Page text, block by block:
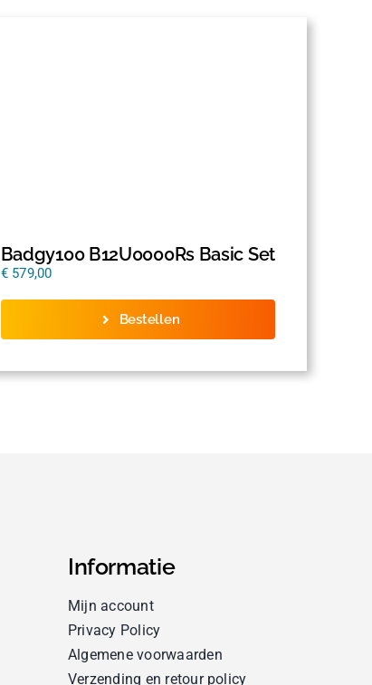
Badgy100 B12U0000Rs Basic Set
€579,00
Bestellen
Informatie
Mijn account
Privacy Policy
Algemene voorwaarden
Verzending en retour policy